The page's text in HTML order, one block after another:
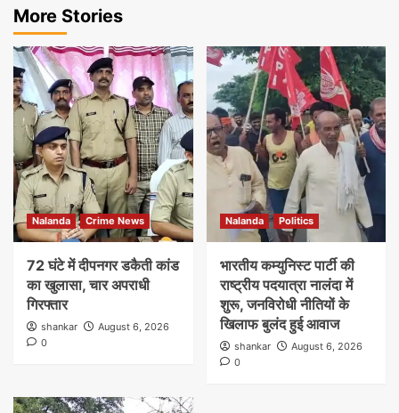
More Stories
Nalanda Crime News
72 घंटे में दीपनगर डकैती कांड
का खुलासा, चार अपराधी
गिरफ्तार
shankar
August 6, 2026
0
Nalanda Politics
भारतीय कम्युनिस्ट पार्टी की
राष्ट्रीय पदयात्रा नालंदा में
शुरू, जनविरोधी नीतियों के
खिलाफ बुलंद हुई आवाज
shankar
August 6, 2026
0